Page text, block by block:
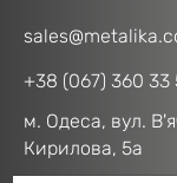
+38 (067) 360 33
м. Одеса, вул.
Кирилова, 5а